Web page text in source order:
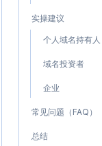
实操建议
个人域名持有人
域名投资者
企业
常见问题（FAQ）
总结